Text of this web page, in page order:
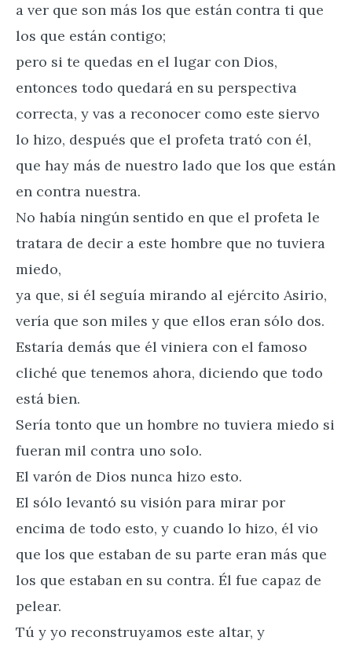
a ver que son más los que están contra ti que
los que están contigo;
pero si te quedas en el lugar con Dios,
entonces todo quedará en su perspectiva
correcta, y vas a reconocer como este siervo
lo hizo, después que el profeta trató con él,
que hay más de nuestro lado que los que están
en contra nuestra.
No había ningún sentido en que el profeta le
tratara de decir a este hombre que no tuviera
miedo,
ya que, si él seguía mirando al ejército Asirio,
vería que son miles y que ellos eran sólo dos.
Estaría demás que él viniera con el famoso
cliché que tenemos ahora, diciendo que todo
está bien.
Sería tonto que un hombre no tuviera miedo si
fueran mil contra uno solo.
El varón de Dios nunca hizo esto.
El sólo levantó su visión para mirar por
encima de todo esto, y cuando lo hizo, él vio
que los que estaban de su parte eran más que
los que estaban en su contra. Él fue capaz de
pelear.
Tú y yo reconstruyamos este altar, y